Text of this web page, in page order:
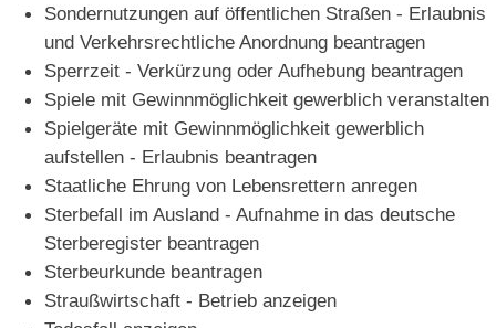
Sondernutzungen auf öffentlichen Straßen - Erlaubnis
und Verkehrsrechtliche Anordnung beantragen
Sperrzeit - Verkürzung oder Aufhebung beantragen
Spiele mit Gewinnmöglichkeit gewerblich veranstalten
Spielgeräte mit Gewinnmöglichkeit gewerblich
aufstellen - Erlaubnis beantragen
Staatliche Ehrung von Lebensrettern anregen
Sterbefall im Ausland - Aufnahme in das deutsche
Sterberegister beantragen
Sterbeurkunde beantragen
Straußwirtschaft - Betrieb anzeigen